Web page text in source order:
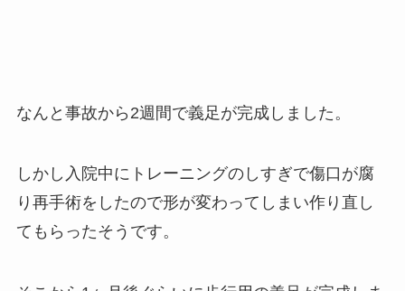
なんと事故から2週間で義足が完成しました。
しかし入院中にトレーニングのしすぎで傷口が腐
り再手術をしたので形が変わってしまい作り直し
てもらったそうです。